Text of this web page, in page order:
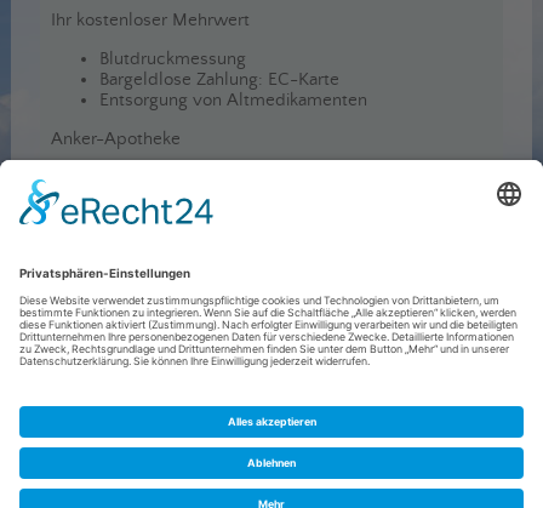
Ihr kostenloser Mehrwert
Blutdruckmessung
Bargeldlose Zahlung: EC-Karte
Entsorgung von Altmedikamenten
Anker-Apotheke